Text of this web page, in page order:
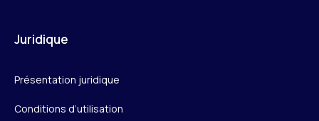
Juridique
Présentation juridique
Conditions d’utilisation